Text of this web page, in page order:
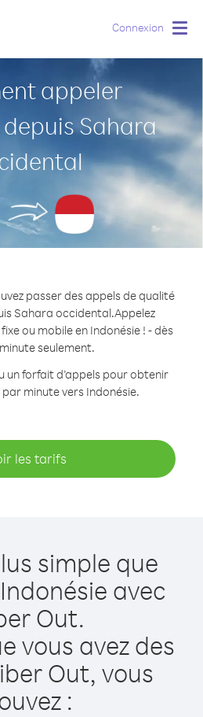
Connexion
appeler
Sahara
passer des appels de qualité
Sahara occidental.Appelez
ou mobile en Indonésie ! - dès
seulement.
un forfait d’appels pour obtenir
minute vers Indonésie.
les tarifs
simple que
avec
Out.
vous avez des
Out, vous
: